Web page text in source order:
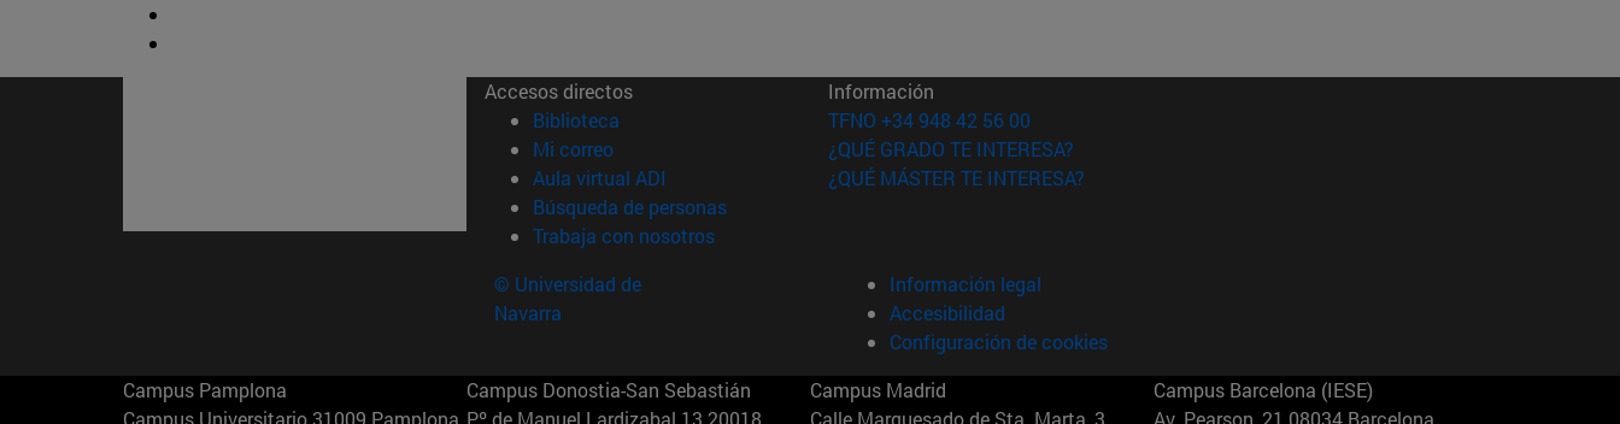
Accesos directos
Biblioteca (abre en nueva ventana)
Mi correo(abre en nueva ventana)
Aula virtual ADI (abre en nueva ventana)
Búsqueda de personas(abre en nueva ventana)
Trabaja con nosotros(abre en nueva ventana)
Información
TFNO +34 948 42 56 00
¿QUÉ GRADO TE INTERESA?
¿QUÉ MÁSTER TE INTERESA?
© Universidad de
Navarra
Información legal
Accesibilidad
Configuración de cookies
Campus Pamplona
Campus Universitario 31009 Pamplona
Campus Donostia-San Sebastián
Pº de Manuel Lardizabal 13 20018
Campus Madrid
Calle Marquesado de Sta. Marta, 3
Campus Barcelona (IESE)
Av. Pearson, 21 08034 Barcelona